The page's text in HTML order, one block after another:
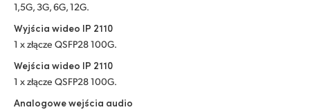
1,5G, 3G, 6G, 12G.
Wyjścia wideo IP 2110
1 x złącze QSFP28 100G.
Wejścia wideo IP 2110
1 x złącze QSFP28 100G.
Analogowe wejścia audio